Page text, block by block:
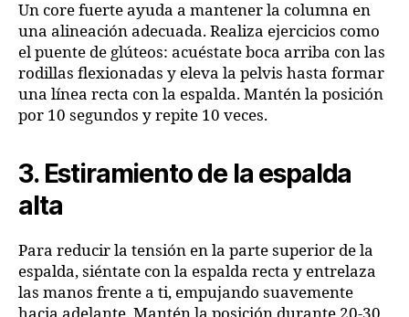
Un core fuerte ayuda a mantener la columna en
una alineación adecuada. Realiza ejercicios como
el puente de glúteos: acuéstate boca arriba con las
rodillas flexionadas y eleva la pelvis hasta formar
una línea recta con la espalda. Mantén la posición
por 10 segundos y repite 10 veces.
3. Estiramiento de la espalda
alta
Para reducir la tensión en la parte superior de la
espalda, siéntate con la espalda recta y entrelaza
las manos frente a ti, empujando suavemente